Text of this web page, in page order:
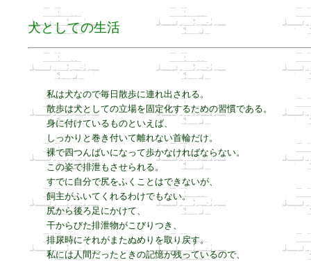
犬としての生活
私は犬なので毎日散歩に連れ出される。
散歩は犬としての立場を固定化するための習慣である。
身に付けているものといえば、
しっかりと巻き付いて離れない首輪だけ。
裸で四つんばいになって歩かなければならない。
この姿で排泄もさせられる。
すでに自分で尻をふくことはできないが、
飼主がふいてくれるわけでもない。
尻から後ろ足にかけて、
干からびた排泄物がこびりつき、
排尿時にそれがまたぬめりを取り戻す。
私には人間だったときの記憶が残っているので、